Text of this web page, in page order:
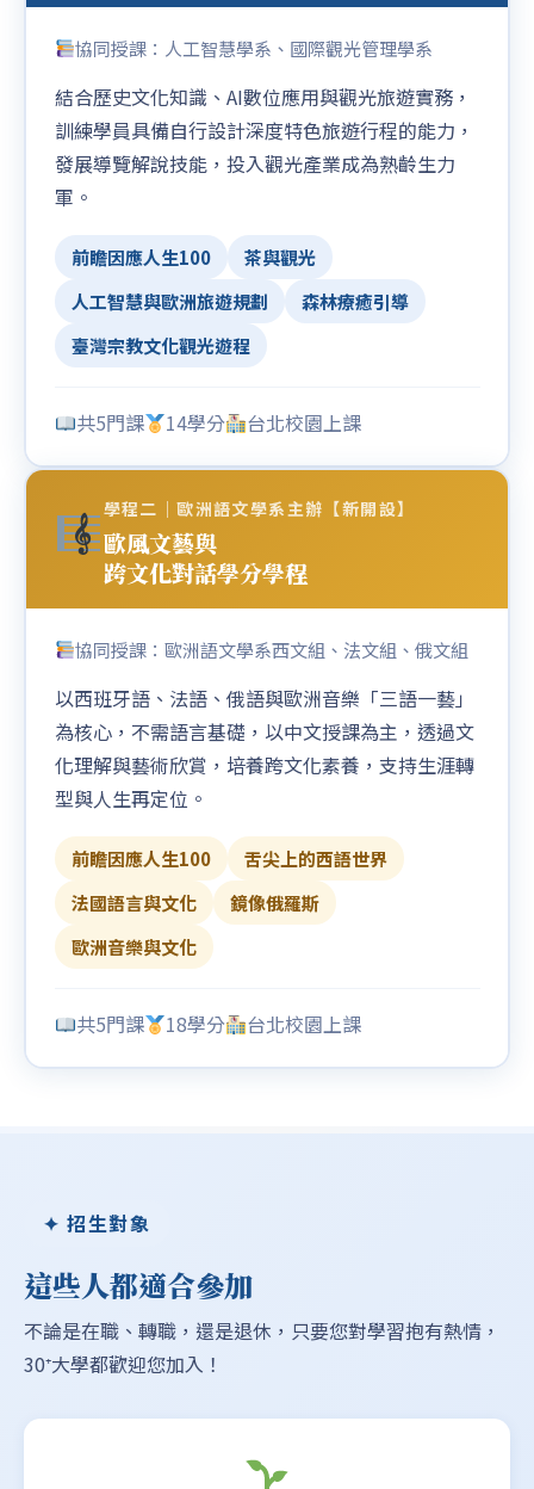
協同授課：人工智慧學系、國際觀光管理學系
結合歷史文化知識、AI數位應用與觀光旅遊實務，
訓練學員具備自行設計深度特色旅遊行程的能力，
發展導覽解說技能，投入觀光產業成為熟齡生力
軍。
前瞻因應人生100
茶與觀光
人工智慧與歐洲旅遊規劃
森林療癒引導
臺灣宗教文化觀光遊程
共5門課 14學分 台北校園上課
學程二｜歐洲語文學系主辦【新開設】
歐風文藝與
跨文化對話學分學程
協同授課：歐洲語文學系西文組、法文組、俄文組
以西班牙語、法語、俄語與歐洲音樂「三語一藝」
為核心，不需語言基礎，以中文授課為主，透過文
化理解與藝術欣賞，培養跨文化素養，支持生涯轉
型與人生再定位。
前瞻因應人生100
舌尖上的西語世界
法國語言與文化
鏡像俄羅斯
歐洲音樂與文化
共5門課 18學分 台北校園上課
✦ 招生對象
這些人都適合參加
不論是在職、轉職，還是退休，只要您對學習抱有熱情，
30⁺大學都歡迎您加入！